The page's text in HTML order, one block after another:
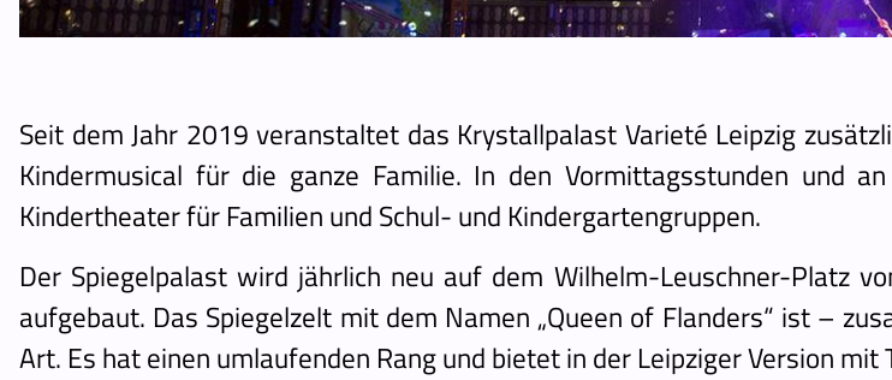
Seit dem Jahr 2019 veranstaltet das Krystallpalast Varieté Leipzig
Kindermusical für die ganze Familie. In den Vormittagsstunden und
Kindertheater für Familien und Schul- und Kindergartengruppen.
Der Spiegelpalast wird jährlich neu auf dem Wilhelm-Leuschner-Platz
aufgebaut. Das Spiegelzelt mit dem Namen „Queen of Flanders“ ist –
Art. Es hat einen umlaufenden Rang und bietet in der Leipziger Version